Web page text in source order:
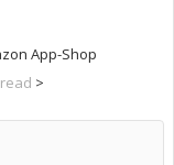
App-Shop
>